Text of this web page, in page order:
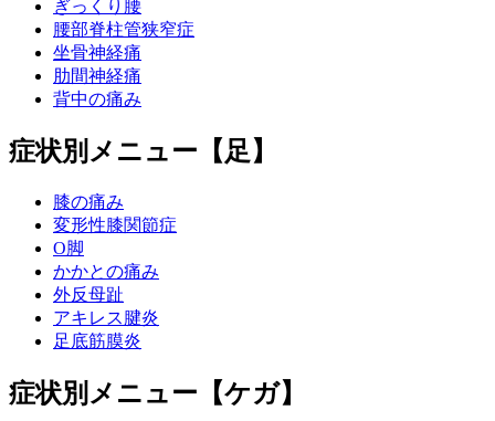
ぎっくり腰
腰部脊柱管狭窄症
坐骨神経痛
肋間神経痛
背中の痛み
症状別メニュー【足】
膝の痛み
変形性膝関節症
O脚
かかとの痛み
外反母趾
アキレス腱炎
足底筋膜炎
症状別メニュー【ケガ】